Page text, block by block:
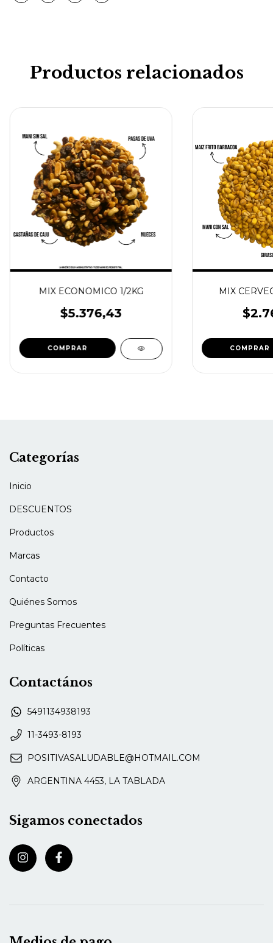
Productos relacionados
MIX ECONOMICO 1/2KG
$5.376,43
MIX
Categorías
Inicio
DESCUENTOS
Productos
Marcas
Contacto
Quiénes Somos
Preguntas Frecuentes
Políticas
Contactános
5491134938193
11-3493-8193
POSITIVASALUDABLE@HOTMAIL.COM
ARGENTINA 4453, LA TABLADA
Sigamos conectados